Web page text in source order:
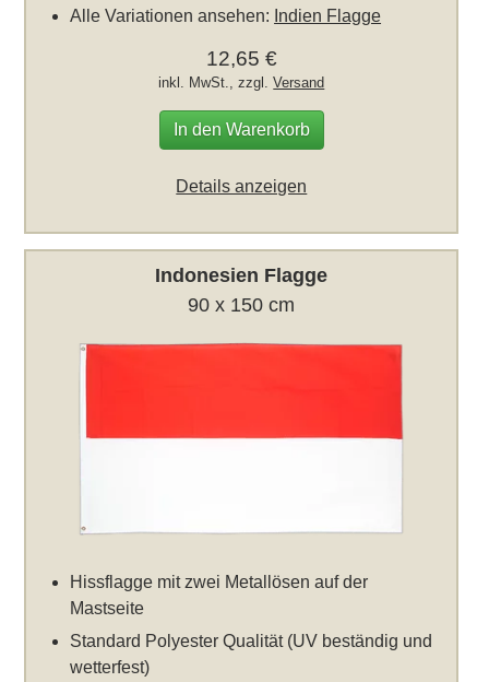
Alle Variationen ansehen: Indien Flagge
12,65 €
inkl. MwSt., zzgl.Versand
In den Warenkorb
Details anzeigen
Indonesien Flagge
90 x 150 cm
Hissflagge mit zwei Metallösen auf der
Mastseite
Standard Polyester Qualität (UV beständig und
wetterfest)